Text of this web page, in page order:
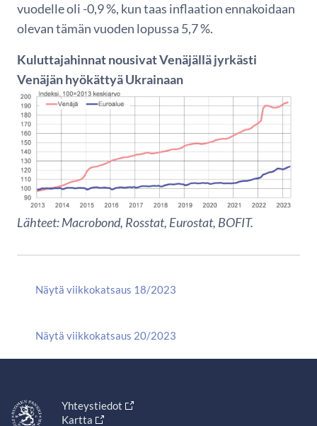
vuodelle oli -0,9 %, kun taas inflaation ennakoidaan
olevan tämän vuoden lopussa 5,7 %.
Kuluttajahinnat nousivat Venäjällä jyrkästi
Venäjän hyökättyä Ukrainaan
Lähteet: Macrobond, Rosstat, Eurostat, BOFIT.
Näytä viikkokatsaus 18/2023
Näytä viikkokatsaus 20/2023
Yhteystiedot
Kartta